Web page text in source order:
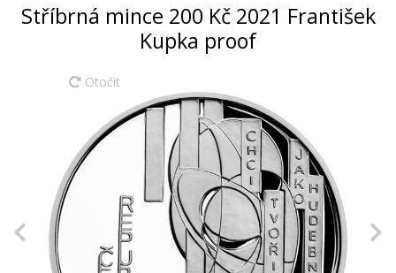
Stříbrná mince 200 Kč 2021 František
Kupka proof
Otočit
Previous